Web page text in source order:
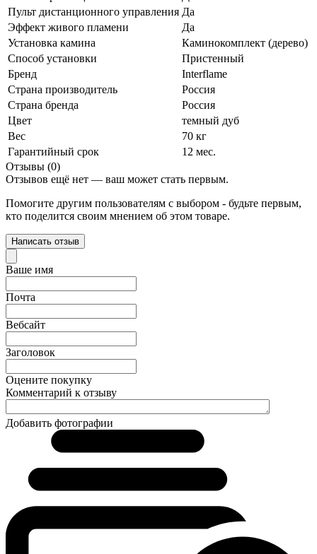
Пульт дистанционного управления Да
Эффект живого пламени
Да
Установка камина
Каминокомплект (дерево)
Способ установки
Пристенный
Бренд
Interflame
Страна производитель
Россия
Страна бренда
Россия
Цвет
темный дуб
Вес
70 кг
Гарантийный срок
12 мес.
Отзывы (0)
Отзывов ещё нет — ваш может стать первым.
Помогите другим пользователям с выбором - будьте первым,
кто поделится своим мнением об этом товаре.
Написать отзыв
Ваше имя
Почта
Вебсайт
Заголовок
Оцените покупку
Комментарий к отзыву
Добавить фотографии